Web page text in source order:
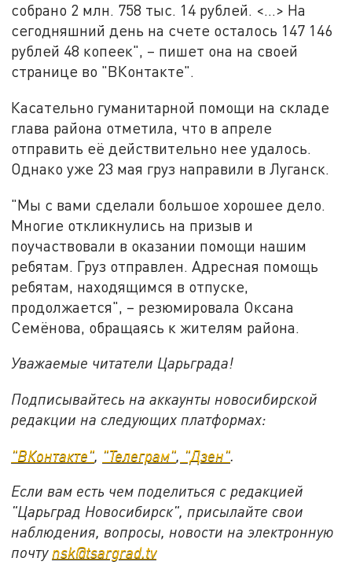
собрано 2 млн. 758 тыс. 14 рублей. <…> На
сегодняшний день на счете осталось 147 146
рублей 48 копеек", – пишет она на своей
странице во "ВКонтакте".
Касательно гуманитарной помощи на складе
глава района отметила, что в апреле
отправить её действительно нее удалось.
Однако уже 23 мая груз направили в Луганск.
"Мы с вами сделали большое хорошее дело.
Многие откликнулись на призыв и
поучаствовали в оказании помощи нашим
ребятам. Груз отправлен. Адресная помощь
ребятам, находящимся в отпуске,
продолжается", – резюмировала Оксана
Семёнова, обращаясь к жителям района.
Уважаемые читатели Царьграда!
Подписывайтесь на аккаунты новосибирской
редакции на следующих платформах:
"ВКонтакте", "Телеграм", "Дзен".
Если вам есть чем поделиться с редакцией
"Царьград Новосибирск", присылайте свои
наблюдения, вопросы, новости на электронную
почту nsk@tsargrad.tv